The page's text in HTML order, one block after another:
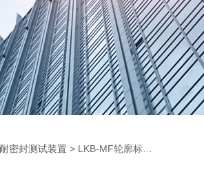
密封测试装置 > LKB-MF轮廓标耐密封测量装置